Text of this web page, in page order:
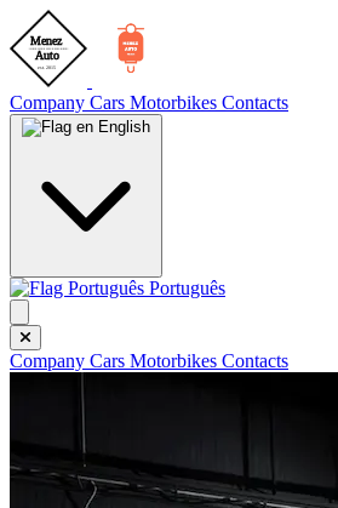
Company Cars Motorbikes Contacts
English
Português
Company Cars Motorbikes Contacts